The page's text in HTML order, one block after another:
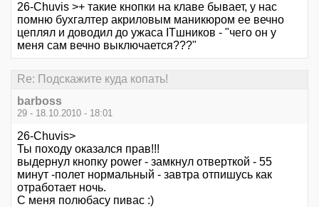
26-Chuvis >+ такие кнопки на клаве бывает, у нас
помню бухгалтер акриловым маникюром ее вечно
цеплял и доводил до ужаса ITшников - "чего он у
меня сам вечно выключается???"
Re: Подскажите куда копать!
barboss
29 - 18.10.2010 - 18:01
26-Chuvis>
Ты походу оказался прав!!!
выдернул кнопку power - замкнул отверткой - 55
минут -полет нормальный - завтра отпишусь как
отработает ночь.
С меня полюбасу пивас :)